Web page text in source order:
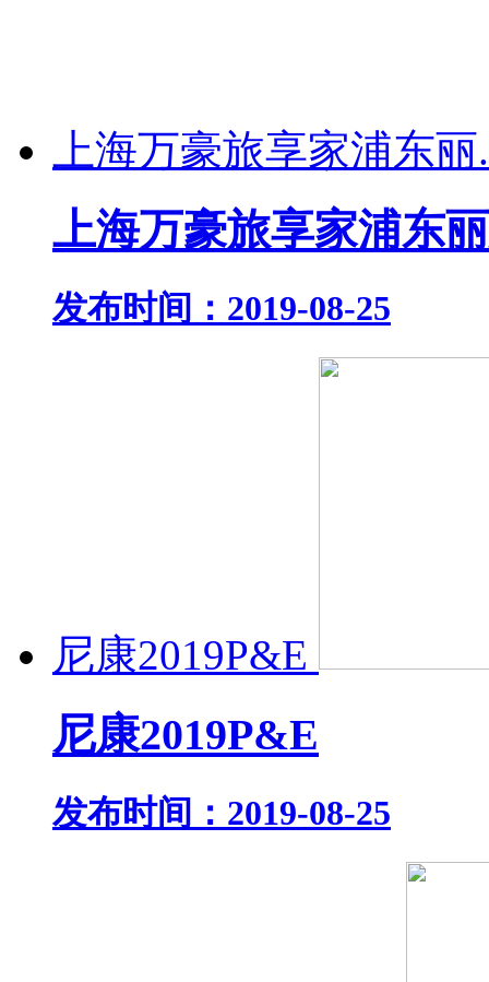
上海万豪旅享家浦东丽
上海万豪旅享家浦东
发布时间：2019-08-25
尼康2019P&E
尼康2019P&E
发布时间：2019-08-25